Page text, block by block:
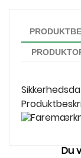
Du